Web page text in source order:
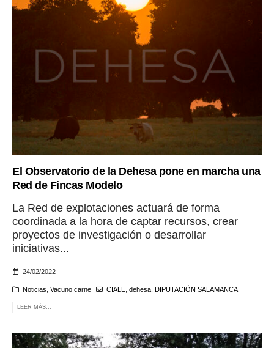
El Observatorio de la Dehesa pone en marcha una
Red de Fincas Modelo
La Red de explotaciones actuará de forma
coordinada a la hora de captar recursos, crear
proyectos de investigación o desarrollar
iniciativas...
24/02/2022
Noticias Vacuno carne CIALE, dehesa, DIPUTACIÓN SALAMANCA
LEER MÁS...